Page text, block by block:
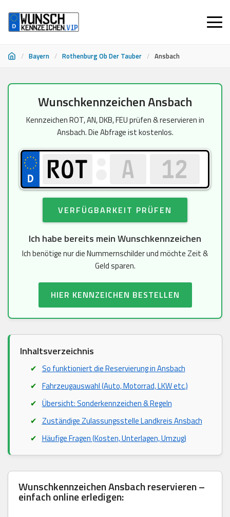
/ Bayern / Rothenburg Ob Der Tauber / Ansbach
springen
Wunschkennzeichen Ansbach
Kennzeichen ROT, AN, DKB, FEU prüfen & reservieren in
Ansbach. Die Abfrage ist kostenlos.
VERFÜGBARKEIT PRÜFEN
Ich habe bereits mein Wunschkennzeichen
Ich benötige nur die Nummernschilder und möchte Zeit &
Geld sparen.
HIER KENNZEICHEN BESTELLEN
Inhaltsverzeichnis
So funktioniert die Reservierung in Ansbach
Fahrzeugauswahl (Auto, Motorrad, LKW etc.)
Übersicht: Sonderkennzeichen & Regeln
Zuständige Zulassungsstelle Landkreis Ansbach
Häufige Fragen (Kosten, Unterlagen, Umzug)
Wunschkennzeichen Ansbach reservieren –
einfach online erledigen: